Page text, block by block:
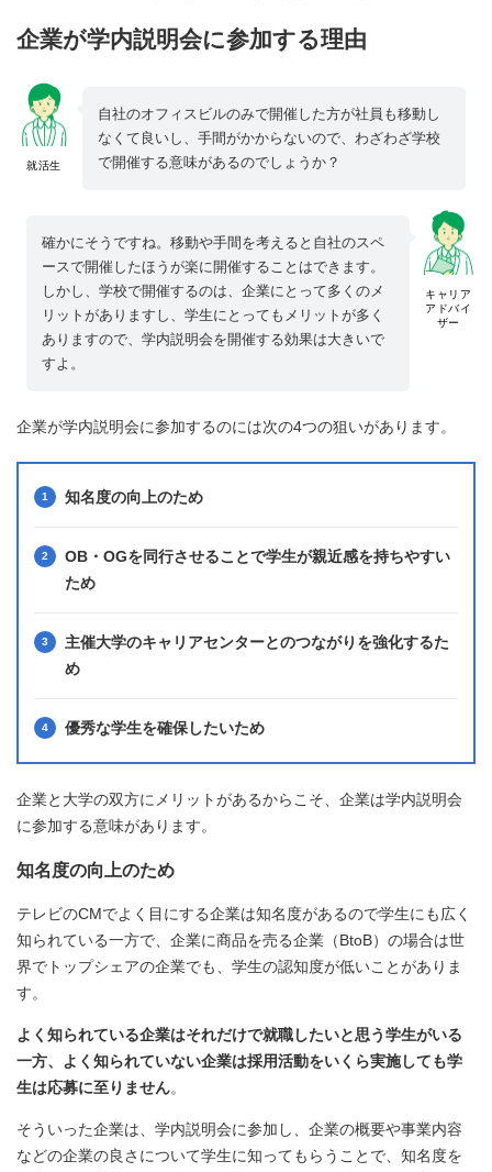
企業が学内説明会に参加する理由
就活生
自社のオフィスビルのみで開催した方が社員も移動し
なくて良いし、手間がかからないので、わざわざ学校
で開催する意味があるのでしょうか？
キャリア
アドバイ
ザー
確かにそうですね。移動や手間を考えると自社のスペ
ースで開催したほうが楽に開催することはできます。
しかし、学校で開催するのは、企業にとって多くのメ
リットがありますし、学生にとってもメリットが多く
ありますので、学内説明会を開催する効果は大きいで
すよ。
企業が学内説明会に参加するのには次の4つの狙いがあります。
知名度の向上のため
OB・OGを同行させることで学生が親近感を持ちやすい
ため
主催大学のキャリアセンターとのつながりを強化するた
め
優秀な学生を確保したいため
企業と大学の双方にメリットがあるからこそ、企業は学内説明会
に参加する意味があります。
知名度の向上のため
テレビのCMでよく目にする企業は知名度があるので学生にも広く
知られている一方で、企業に商品を売る企業（BtoB）の場合は世
界でトップシェアの企業でも、学生の認知度が低いことがありま
す。
よく知られている企業はそれだけで就職したいと思う学生がいる
一方、よく知られていない企業は採用活動をいくら実施しても学
生は応募に至りません。
そういった企業は、学内説明会に参加し、企業の概要や事業内容
などの企業の良さについて学生に知ってもらうことで、知名度を